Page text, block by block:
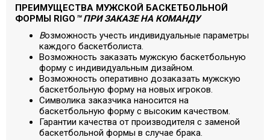
ПРЕИМУЩЕСТВА МУЖСКОЙ БАСКЕТБОЛЬНОЙ
ФОРМЫ RIGO ™ ПРИ ЗАКАЗЕ НА КОМАНДУ
Возможность учесть индивидуальные параметры
каждого баскетболиста.
Возможность заказать мужскую баскетбольную
форму с индивидуальным дизайном.
Возможность оперативно дозаказать мужскую
баскетбольную форму на новых игроков.
Символика заказчика наносится на
баскетбольную форму с высоким качеством.
Гарантии качества от производителя с заменой
баскетбольной формы в случае брака.